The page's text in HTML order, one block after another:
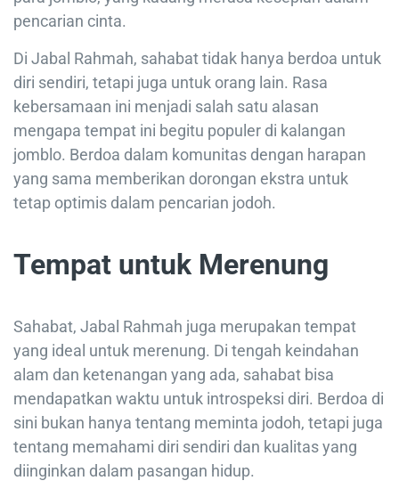
pencarian cinta.
Di Jabal Rahmah, sahabat tidak hanya berdoa untuk
diri sendiri, tetapi juga untuk orang lain. Rasa
kebersamaan ini menjadi salah satu alasan
mengapa tempat ini begitu populer di kalangan
jomblo. Berdoa dalam komunitas dengan harapan
yang sama memberikan dorongan ekstra untuk
tetap optimis dalam pencarian jodoh.
Tempat untuk Merenung
Sahabat, Jabal Rahmah juga merupakan tempat
yang ideal untuk merenung. Di tengah keindahan
alam dan ketenangan yang ada, sahabat bisa
mendapatkan waktu untuk introspeksi diri. Berdoa di
sini bukan hanya tentang meminta jodoh, tetapi juga
tentang memahami diri sendiri dan kualitas yang
diinginkan dalam pasangan hidup.